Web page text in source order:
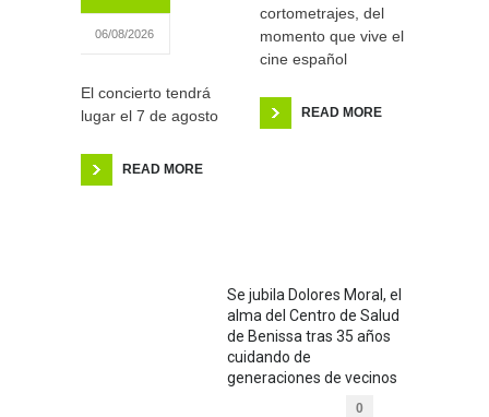
06/08/2026
El concierto tendrá
lugar el 7 de agosto
READ MORE
cortometrajes, del
momento que vive el
cine español
READ MORE
Se jubila Dolores Moral, el
alma del Centro de Salud
de Benissa tras 35 años
cuidando de
generaciones de vecinos
0